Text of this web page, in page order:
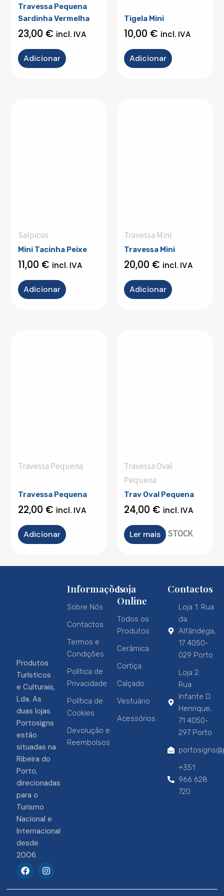
Travessa Pequena
Sardinha Vermelha
23,00 € incl. IVA
Adicionar
Tigela Mini
10,00 € incl. IVA
Adicionar
Salpicos
Mini Tacinha Peixe
11,00 € incl. IVA
Adicionar
Travessa Mini
Travessa Mini
20,00 € incl. IVA
Adicionar
Travessa Pequena
Travessa Pequena
22,00 € incl. IVA
Adicionar
Travessa Oval
Pequena
OUT OF STOCK
Trav Oval Pequena
24,00 € incl. IVA
Ler mais
Produtos
Turísticos
e Culturais,
Lda. As
duas lojas
Portosigns
estão
situadas na
Ribeira do
Porto,
direcionadas
para o
Turismo
Nacional e
Internacional
desde
2006.
F
a
e
I
n
t
Informações
Sobre Nós
Contactos
Termos e
Condições
Política de
Privacidade
Política de
Cookies
Devolução e
Reembolsos
Loja
Online
Todos os
Produtos
Cerâmica
Cortiça
Calçado
Vestuário
Acessórios
Contactos
Loja 1: Rua
da
Alfândega,
17 4050-
029 Porto
Loja 2:
Rua
Infante D.
Henrique,
71 4050-
297 Porto
+351
966 628
720